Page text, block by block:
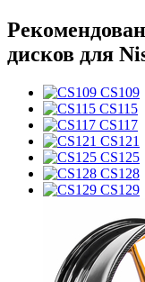
дисков для
CS109
CS115
CS117
CS121
CS125
CS128
CS129